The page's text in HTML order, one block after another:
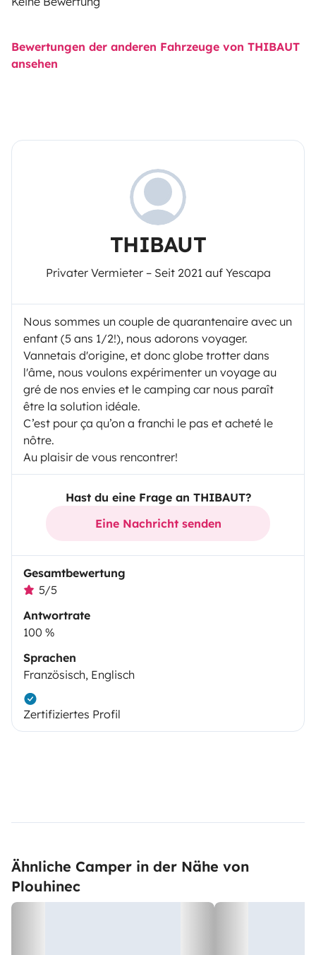
Bewertungen der anderen Fahrzeuge von THIBAUT
ansehen
THIBAUT
Privater Vermieter – Seit 2021 auf Yescapa
Nous sommes un couple de quarantenaire avec un
enfant (5 ans 1/2!), nous adorons voyager.
Vannetais d'origine, et donc globe trotter dans
l'âme, nous voulons expérimenter un voyage au
gré de nos envies et le camping car nous paraît
être la solution idéale.
C’est pour ça qu’on a franchi le pas et acheté le
nôtre.
Au plaisir de vous rencontrer!
Hast du eine Frage an THIBAUT?
Eine Nachricht senden
Gesamtbewertung
5/5
Antwortrate
100 %
Sprachen
Französisch, Englisch
Zertifiziertes Profil
Ähnliche Camper in der Nähe von
Plouhinec